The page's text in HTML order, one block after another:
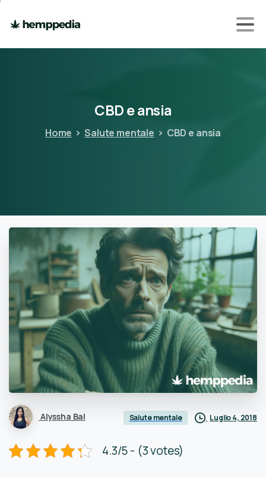
CBDeansia
Home Salute mentale CBD e ansia
Alyssha Bal Salute mentale Luglio 4, 2018
4.3/5 - (3 votes)